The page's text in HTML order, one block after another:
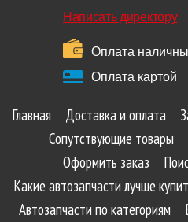
Написать директору
Оплата
Оплата картой
Главная Доставка и оплата
Сопутствующие товары
Оформить заказ
Какие автозапчасти лучше
Автозапчасти по категориям